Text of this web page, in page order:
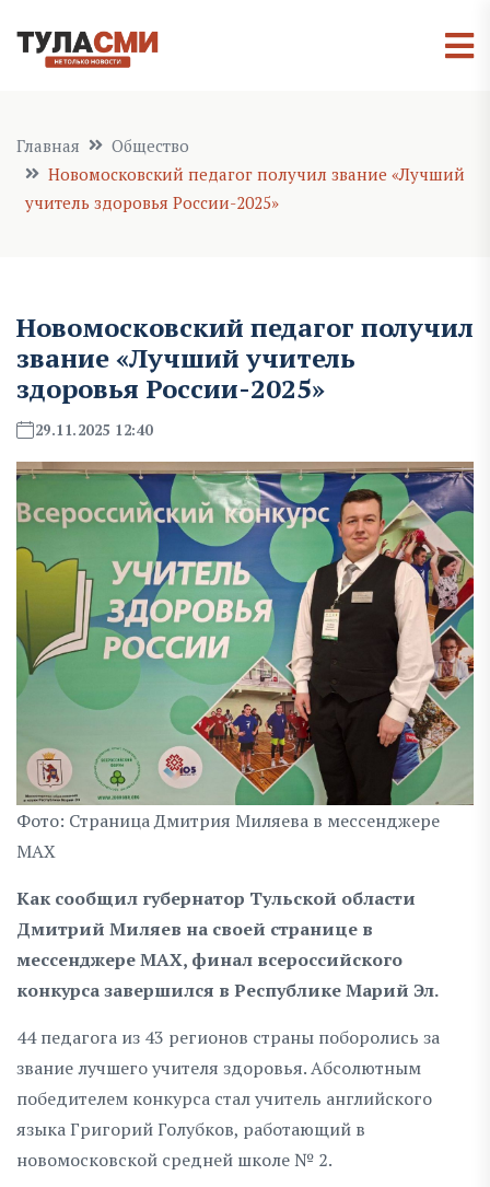
Главная
Общество
Новомосковский педагог получил звание «Лучший
учитель здоровья России-2025»
Новомосковский педагог получил
звание «Лучший учитель
здоровья России-2025»
29.11.2025 12:40
Фото: Страница Дмитрия Миляева в мессенджере
MAX
Как сообщил губернатор Тульской области
Дмитрий Миляев на своей странице в
мессенджере MAX, финал всероссийского
конкурса завершился в Республике Марий Эл.
44 педагога из 43 регионов страны поборолись за
звание лучшего учителя здоровья. Абсолютным
победителем конкурса стал учитель английского
языка Григорий Голубков, работающий в
новомосковской средней школе № 2.